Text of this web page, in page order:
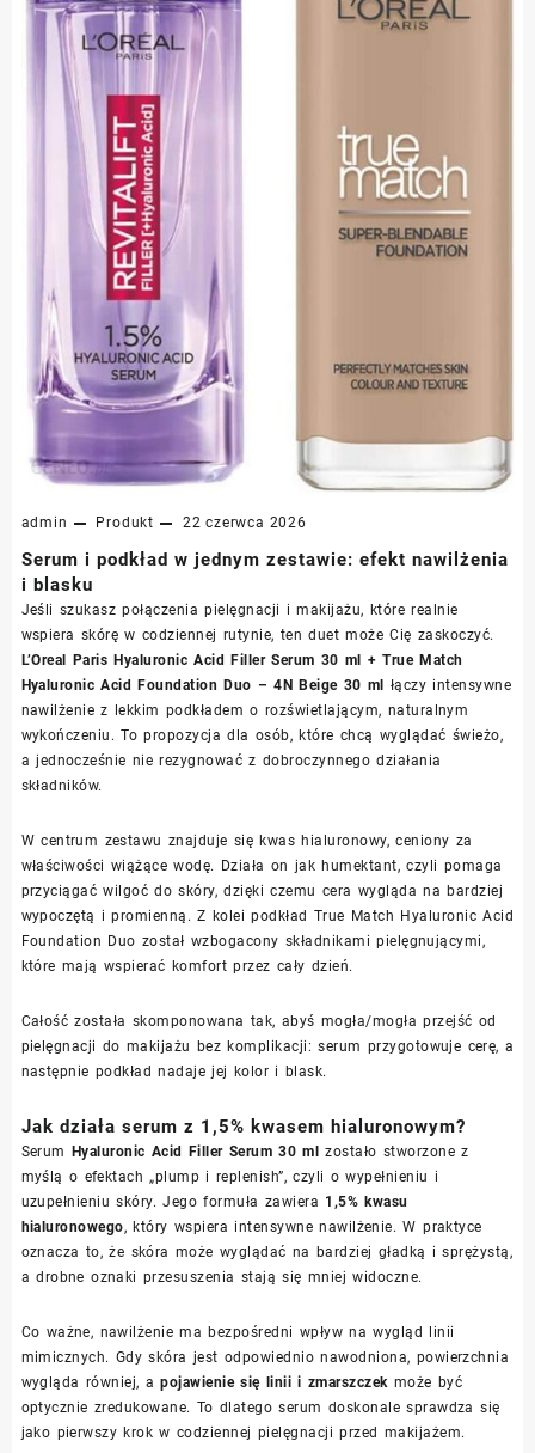
admin Produkt 22 czerwca 2026
Serum i podkład w jednym zestawie: efekt nawilżenia
i blasku
Jeśli szukasz połączenia pielęgnacji i makijażu, które realnie
wspiera skórę w codziennej rutynie, ten duet może Cię zaskoczyć.
L’Oreal Paris Hyaluronic Acid Filler Serum 30 ml + True Match
Hyaluronic Acid Foundation Duo – 4N Beige 30 ml
łączy intensywne
nawilżenie z lekkim podkładem o rozświetlającym, naturalnym
wykończeniu. To propozycja dla osób, które chcą wyglądać świeżo,
a jednocześnie nie rezygnować z dobroczynnego działania
składników.
W centrum zestawu znajduje się kwas hialuronowy, ceniony za
właściwości wiążące wodę. Działa on jak humektant, czyli pomaga
przyciągać wilgoć do skóry, dzięki czemu cera wygląda na bardziej
wypoczętą i promienną. Z kolei podkład True Match Hyaluronic Acid
Foundation Duo został wzbogacony składnikami pielęgnującymi,
które mają wspierać komfort przez cały dzień.
Całość została skomponowana tak, abyś mogła/mogła przejść od
pielęgnacji do makijażu bez komplikacji: serum przygotowuje cerę, a
następnie podkład nadaje jej kolor i blask.
Jak działa serum z 1,5% kwasem hialuronowym?
Serum Hyaluronic Acid Filler Serum 30 ml
zostało stworzone z
myślą o efektach „plump i replenish”, czyli o wypełnieniu i
uzupełnieniu skóry. Jego formuła zawiera 1,5% kwasu
hialuronowego, który wspiera intensywne nawilżenie. W praktyce
oznacza to, że skóra może wyglądać na bardziej gładką i sprężystą,
a drobne oznaki przesuszenia stają się mniej widoczne.
Co ważne, nawilżenie ma bezpośredni wpływ na wygląd linii
mimicznych. Gdy skóra jest odpowiednio nawodniona, powierzchnia
wygląda równiej, apojawienie się linii i zmarszczekmoże być
optycznie zredukowane. To dlatego serum doskonale sprawdza się
jako pierwszy krok w codziennej pielęgnacji przed makijażem.